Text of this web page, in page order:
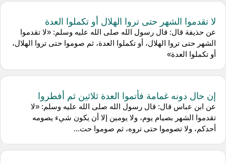
لا تقدموا الشهر حتى تروا الهلال أو تكملوا العدة
عن حذيفة قال: قال رسول الله صلى الله عليه وسلم: «لا تقدموا
الشهر حتى تروا الهلال، أو تكملوا العدة، ثم صوموا حتى تروا الهلال،
أو تكملوا العدة»
إن حال دونه غمامة فأتموا العدة ثلاثين ثم أفطروا
عن ابن عباس قال: قال رسول الله صلى الله عليه وسلم: «لا
تقدموا الشهر بصيام يوم، ولا يومين إلا أن يكون شيء يصومه
أحدكم، ولا تصوموا حتى تروه، ثم صوموا حت...